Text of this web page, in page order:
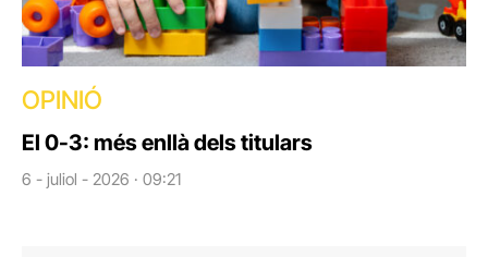
OPINIÓ
El 0-3: més enllà dels titulars
6 - juliol - 2026 · 09:21